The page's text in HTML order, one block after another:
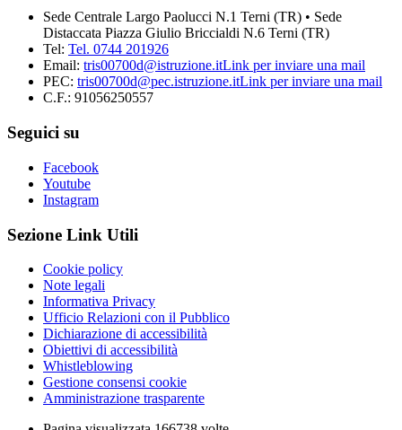
Sede Centrale Largo Paolucci N.1 Terni (TR) • Sede
Distaccata Piazza Giulio Briccialdi N.6 Terni (TR)
Tel: Tel. 0744 201926
Email: tris00700d@istruzione.itLink per inviare una mail
PEC: tris00700d@pec.istruzione.itLink per inviare una mail
C.F.: 91056250557
Seguici su
Facebook
Youtube
Instagram
Sezione Link Utili
Cookie policy
Note legali
Informativa Privacy
Ufficio Relazioni con il Pubblico
Dichiarazione di accessibilità
Obiettivi di accessibilità
Whistleblowing
Gestione consensi cookie
Amministrazione trasparente